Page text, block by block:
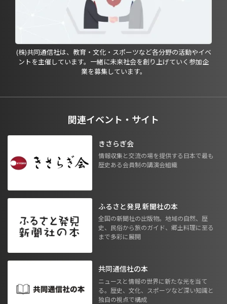
(株)共同通信社は、教育・文化・スポーツなど各分野の活動やイベ
ントを主催しています。一緒に未来社会を創り上げていく参加企
業を募集しています。
関連イベント・サイト
きさらぎ会
情報収集と交流の場を提供する日本で最も
歴史ある会員制の講演会組織
ふるさと発見 新聞社の本
全国の新聞社の出版物。地域の自然、歴
史、民俗から旅のガイド、郷土料理に至る
まで多彩に展開
共同通信社の本
ニュースと情報の世界に新たな光を当て
る。歴史、文化、スポーツなど深い知識と
独自の視点で構成